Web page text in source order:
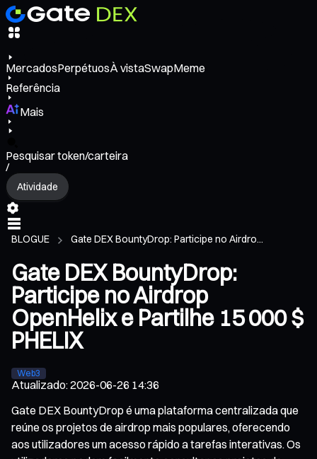
MercadosPerpétuosÀ vistaSwapMeme
Referência
Mais
Pesquisar token/carteira
/
Atividade
BLOGUE Gate DEX BountyDrop: Participe no Airdro...
Gate DEX BountyDrop:
Participe no Airdrop
OpenHelix e Partilhe 15 000 $
PHELIX
Web3
Atualizado:2026-06-26 14:36
Gate DEX BountyDrop é uma plataforma centralizada que
reúne os projetos de airdrop mais populares, oferecendo
aos utilizadores um acesso rápido a tarefas interativas. Os